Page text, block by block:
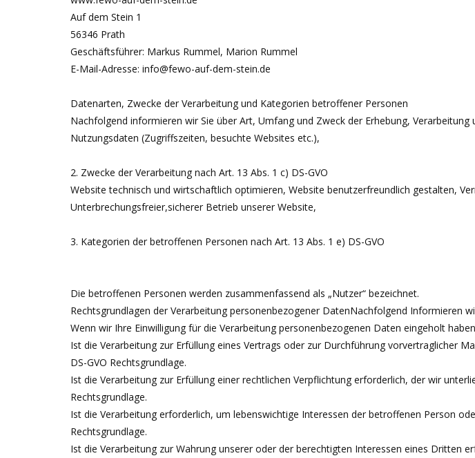
Auf dem Stein 1
56346 Prath
Geschäftsführer: Markus Rummel, Marion Rummel
E-Mail-Adresse: info@fewo-auf-dem-stein.de
Datenarten, Zwecke der Verarbeitung und Kategorien betroffener Personen
Nachfolgend informieren wir Sie über Art, Umfang und Zweck der Erhebung,
Nutzungsdaten (Zugriffszeiten, besuchte Websites etc.),
2. Zwecke der Verarbeitung nach Art. 13 Abs. 1 c) DS-GVO
Website technisch und wirtschaftlich optimieren, Website benutzerfreundlich gestalten,
Unterbrechungsfreier,sicherer Betrieb unserer Website,
3. Kategorien der betroffenen Personen nach Art. 13 Abs. 1 e) DS-GVO
Die betroffenen Personen werden zusammenfassend als „Nutzer“ bezeichnet.
Rechtsgrundlagen der Verarbeitung personenbezogener DatenNachfolgend Informieren
Wenn wir Ihre Einwilligung für die Verarbeitung personenbezogenen Daten eingeholt
Ist die Verarbeitung zur Erfüllung eines Vertrags oder zur Durchführung vorvertraglicher
DS-GVO Rechtsgrundlage.
Ist die Verarbeitung zur Erfüllung einer rechtlichen Verpflichtung erforderlich, der wir
Rechtsgrundlage.
Ist die Verarbeitung erforderlich, um lebenswichtige Interessen der betroffenen Person
Rechtsgrundlage.
Ist die Verarbeitung zur Wahrung unserer oder der berechtigten Interessen eines Dritten